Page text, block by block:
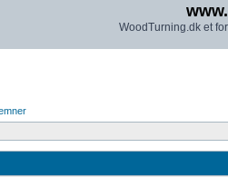
WoodTurning.dk et